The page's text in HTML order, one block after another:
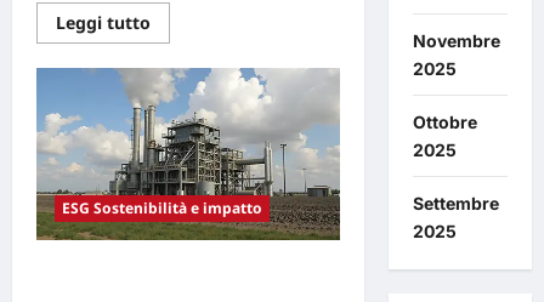
Leggi tutto
di
su
Soluzioni
innovative
per
la
gestione
delle
risorse
idriche
in
un
ESG Sostenibilità e impatto
Novembre
2025
Ottobre
2025
Settembre
2025